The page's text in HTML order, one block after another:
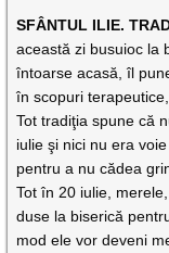
SFÂNTUL ILIE.
această zi busuioc la
întoarse acasă, îl
în scopuri
Tot tradiţia spune că
iulie şi nici nu era
pentru a nu cădea
Tot în 20 iulie,
duse la biserică
mod ele vor deveni